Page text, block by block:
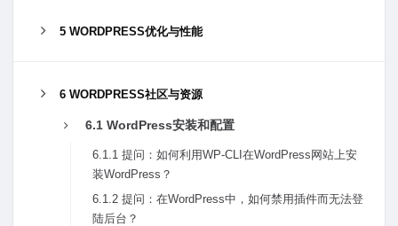
5 WORDPRESS优化与性能
6 WORDPRESS社区与资源
6.1 WordPress安装和配置
6.1.1 提问：如何利⽤WP-CLI在WordPress⽹站上安
装WordPress？
6.1.2 提问：在WordPress中，如何禁⽤插件⽽⽆法登
陆后台？